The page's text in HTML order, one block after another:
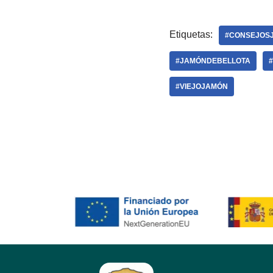
Etiquetas:
#JAMÓNDEBELLOTA
#VIEJOJAMÓN